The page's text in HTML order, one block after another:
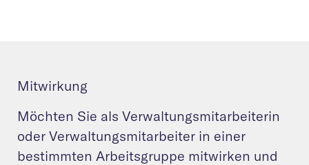
Mitwirkung
Möchten Sie als Verwaltungsmitarbeiterin
oder Verwaltungsmitarbeiter in einer
bestimmten Arbeitsgruppe mitwirken und